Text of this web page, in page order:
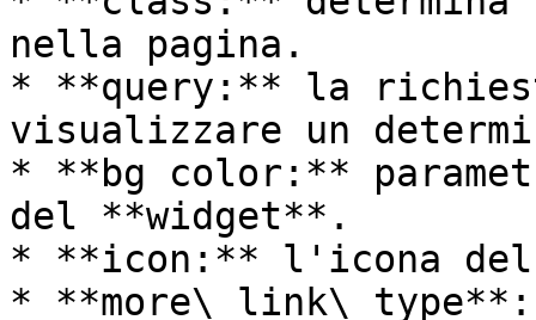
nella pagina.
* **query:** la
visualizzare un
* **bg color:**
del **widget**.
* **icon:** l'icona
*